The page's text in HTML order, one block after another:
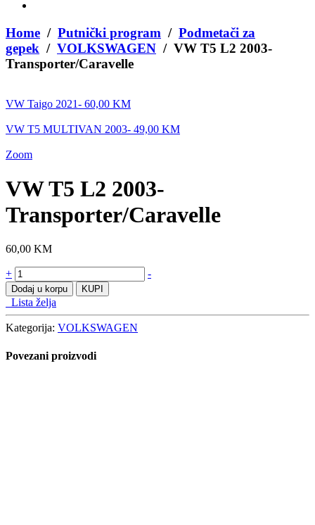
Home / Putnički program / Podmetači za
gepek / VOLKSWAGEN / VW T5 L2 2003-
Transporter/Caravelle
VW Taigo 2021- 60,00 KM
VW T5 MULTIVAN 2003- 49,00 KM
Zoom
VW T5 L2 2003-
Transporter/Caravelle
60,00 KM
VW
T5
L2
2003-
Transporter/Caravelle
količine
+ -
Dodaj u korpu KUPI
Lista želja
Kategorija: VOLKSWAGEN
Povezani proizvodi